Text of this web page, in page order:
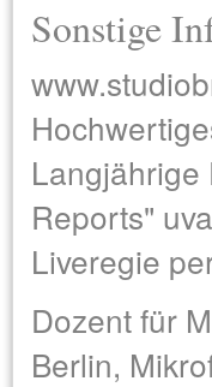
Sonstige
Langjährige
Reports"
Liveregie
Dozent für
Berlin,